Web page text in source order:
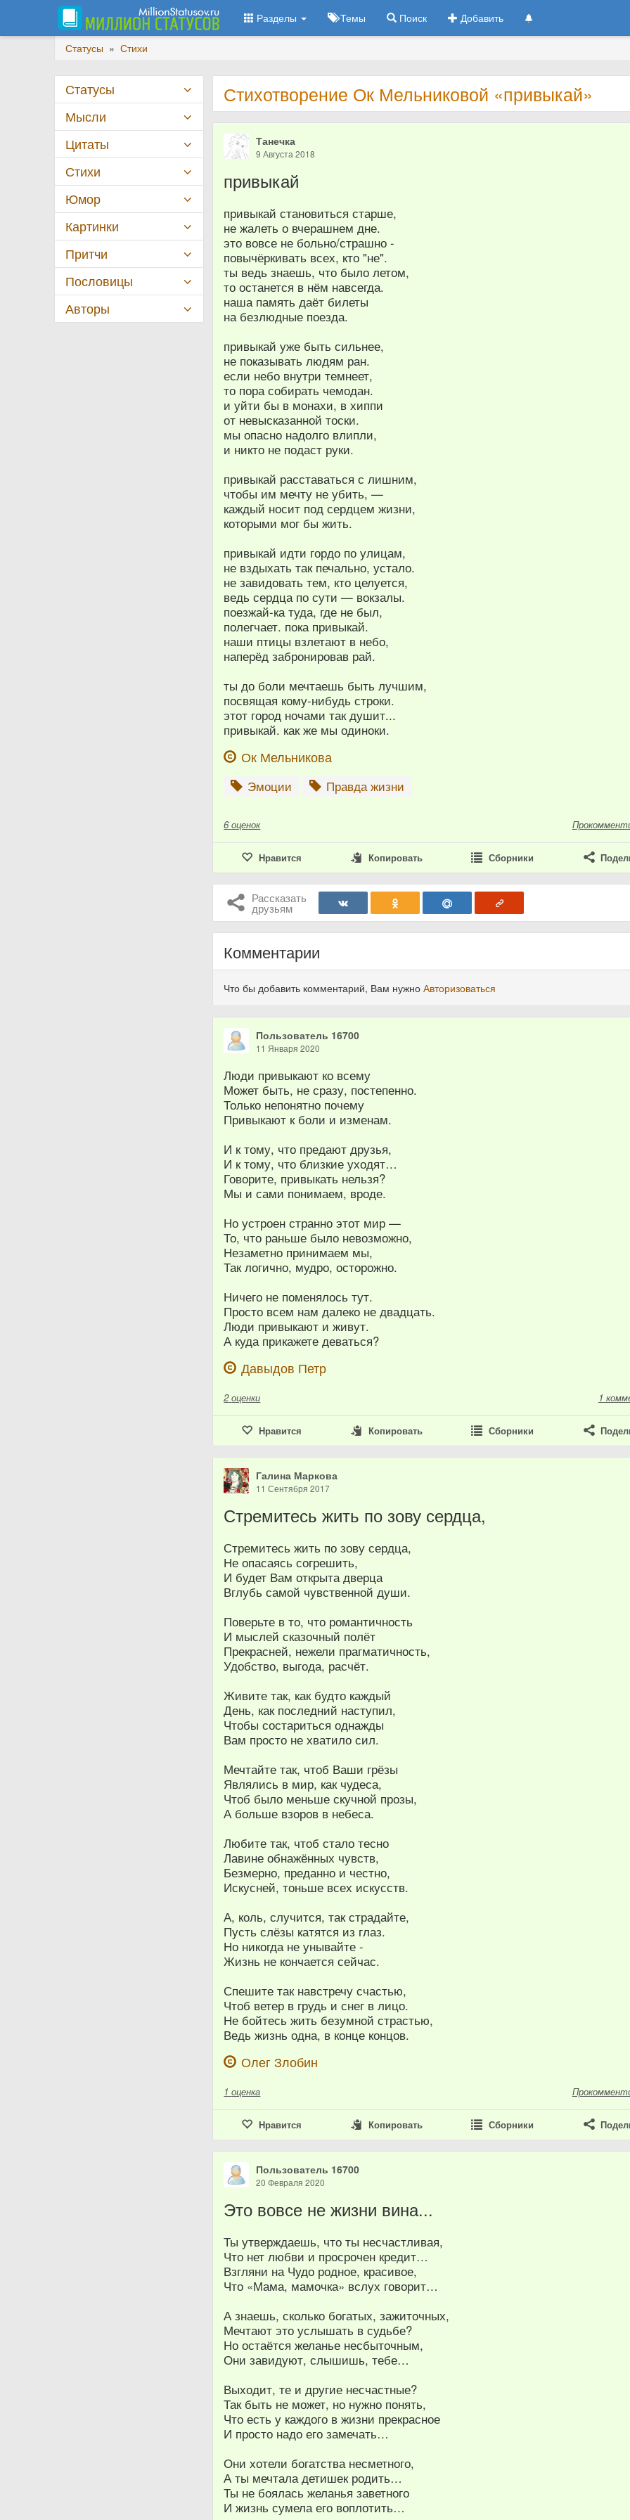
Разделы Темы Поиск Добавить
Статусы » Стихи
Стихотворение Ок Мельниковой «привыкай»
Танечка
9 Августа 2018
привыкай
привыкай становиться старше,
не жалеть о вчерашнем дне.
это вовсе не больно/страшно -
повычёркивать всех, кто "не".
ты ведь знаешь, что было летом,
то останется в нём навсегда.
наша память даёт билеты
на безлюдные поезда.
привыкай уже быть сильнее,
не показывать людям ран.
если небо внутри темнеет,
то пора собирать чемодан.
и уйти бы в монахи, в хиппи
от невысказанной тоски.
мы опасно надолго влипли,
и никто не подаст руки.
привыкай расставаться с лишним,
чтобы им мечту не убить, —
каждый носит под сердцем жизни,
которыми мог бы жить.
привыкай идти гордо по улицам,
не вздыхать так печально, устало.
не завидовать тем, кто целуется,
ведь сердца по сути — вокзалы.
поезжай-ка туда, где не был,
полегчает. пока привыкай.
наши птицы взлетают в небо,
наперёд забронировав рай.
ты до боли мечтаешь быть лучшим,
посвящая кому-нибудь строки.
этот город ночами так душит...
привыкай. как же мы одиноки.
Ок Мельникова
Эмоции Правда жизни
6 оценок
Нравится Копировать Сборники
Рассказать
друзьям
Комментарии
Что бы добавить комментарий, Вам нужноАвторизоваться
Пользователь 16700
11 Января 2020
Люди привыкают ко всему
Может быть, не сразу, постепенно.
Только непонятно почему
Привыкают к боли и изменам.
И к тому, что предают друзья,
И к тому, что близкие уходят…
Говорите, привыкать нельзя?
Мы и сами понимаем, вроде.
Но устроен странно этот мир —
То, что раньше было невозможно,
Незаметно принимаем мы,
Так логично, мудро, осторожно.
Ничего не поменялось тут.
Просто всем нам далеко не двадцать.
Люди привыкают и живут.
А куда прикажете деваться?
Давыдов Петр
2 оценки 1
Нравится Копировать Сборники
Галина Маркова
11 Сентября 2017
Стремитесь жить по зову сердца,
Стремитесь жить по зову сердца,
Не опасаясь согрешить,
И будет Вам открыта дверца
Вглубь самой чувственной души.
Поверьте в то, что романтичность
И мыслей сказочный полёт
Прекрасней, нежели прагматичность,
Удобство, выгода, расчёт.
Живите так, как будто каждый
День, как последний наступил,
Чтобы состариться однажды
Вам просто не хватило сил.
Мечтайте так, чтоб Ваши грёзы
Являлись в мир, как чудеса,
Чтоб было меньше скучной прозы,
А больше взоров в небеса.
Любите так, чтоб стало тесно
Лавине обнажённых чувств,
Безмерно, преданно и честно,
Искусней, тоньше всех искусств.
А, коль, случится, так страдайте,
Пусть слёзы катятся из глаз.
Но никогда не унывайте -
Жизнь не кончается сейчас.
Спешите так навстречу счастью,
Чтоб ветер в грудь и снег в лицо.
Не бойтесь жить безумной страстью,
Ведь жизнь одна, в конце концов.
Олег Злобин
1 оценка
Нравится Копировать Сборники
Пользователь 16700
20 Февраля 2020
Это вовсе не жизни вина...
Ты утверждаешь, что ты несчастливая,
Что нет любви и просрочен кредит…
Взгляни на Чудо родное, красивое,
Что «Мама, мамочка» вслух говорит…
А знаешь, сколько богатых, зажиточных,
Мечтают это услышать в судьбе?
Но остаётся желанье несбыточным,
Они завидуют, слышишь, тебе…
Выходит, те и другие несчастные?
Так быть не может, но нужно понять,
Что есть у каждого в жизни прекрасное
И просто надо его замечать…
Они хотели богатства несметного,
А ты мечтала детишек родить…
Ты не боялась желанья заветного
И жизнь сумела его воплотить…
Статусы
Мысли
Цитаты
Стихи
Юмор
Картинки
Притчи
Пословицы
Авторы